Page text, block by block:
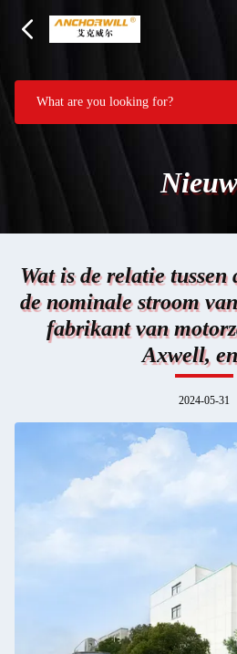
Wat is de relatie tussen
de nominale stroom
fabrikant van
Axwell,
2024-05-31